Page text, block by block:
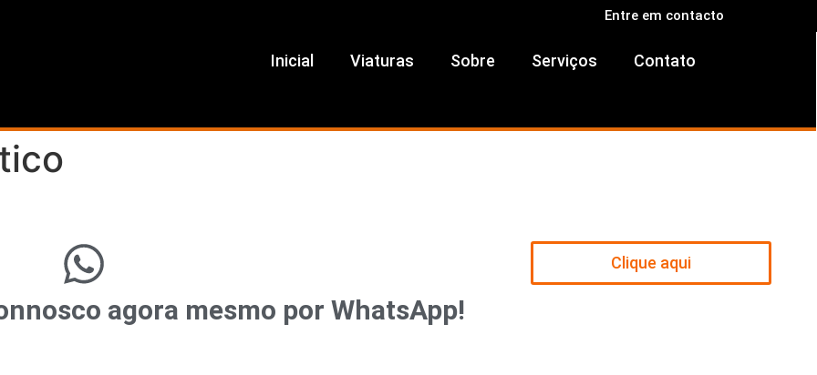
Entre em contacto
Inicial Viaturas Sobre Serviços Contato
agora mesmo por WhatsApp!
Clique aqui